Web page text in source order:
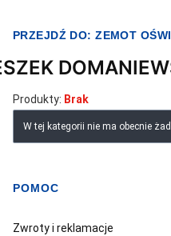
PRZEJDŹ DO:ZEMOT OŚWIETLENIE I
Produkty: Brak
Lista produktów
W tej kategorii nie ma obecnie
Linki w stopce
POMOC
Zwroty i reklamacje